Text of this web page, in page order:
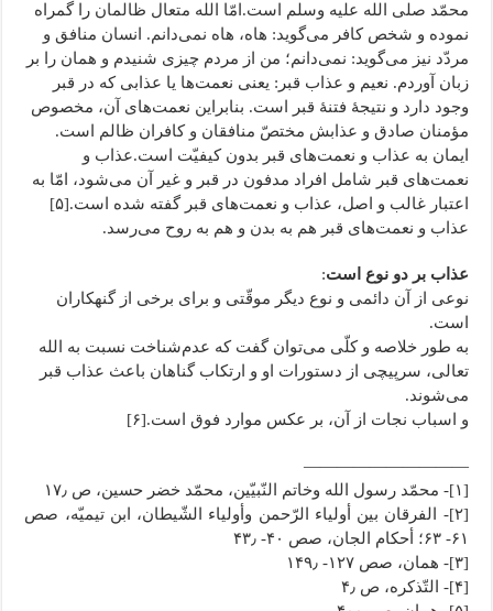
محمّد صلی الله علیه وسلم است.امّا الله متعال ظالمان را گمراه
نموده و شخص کافر می‌گوید: هاه، هاه نمی‌دانم. انسان منافق و
مردّد نیز می‌گوید: نمی‌دانم؛ من از مردم چیزی شنیدم و همان را بر
زبان آوردم. نعیم و عذاب قبر: یعنی نعمت‌ها یا عذابی که در قبر
وجود دارد و نتیجۀ فتنۀ قبر است. بنابراین نعمت‌های آن، مخصوص
مؤمنان صادق و عذابش مختصّ منافقان و کافران ظالم است.
ایمان به عذاب و نعمت‌های قبر بدون کیفیّت است.عذاب و
نعمت‌های قبر شامل افراد مدفون در قبر و غیر آن می‌شود، امّا به
اعتبار غالب و اصل، عذاب و نعمت‌های قبر گفته شده است.[۵]
عذاب و نعمت‌های قبر هم به بدن و هم به روح می‌رسد.
عذاب بر دو نوع است:
نوعی از آن دائمی و نوع دیگر موقّتی و برای برخی از گنهکاران
است.
به طور خلاصه و کلّی می‌توان گفت که عدم‌شناخت نسبت به الله
تعالی، سرپیچی از دستورات او و ارتکاب گناهان باعث عذاب قبر
می‌شوند.
و اسباب نجات از آن، بر عکس موارد فوق است.[۶]
——————————
[۱]- محمّد رسول الله وخاتم النّبیّین، محمّد خضر حسین، ص ۱۷٫
[۲]- الفرقان بین أولیاء الرّحمن وأولیاء الشّیطان، ابن تیمیّه، صص
۶۱- ۶۳؛ أحکام الجان، صص ۴۰- ۴۳٫
[۳]- همان، صص ۱۲۷- ۱۴۹٫
[۴]- التّذکره، ص ۴٫